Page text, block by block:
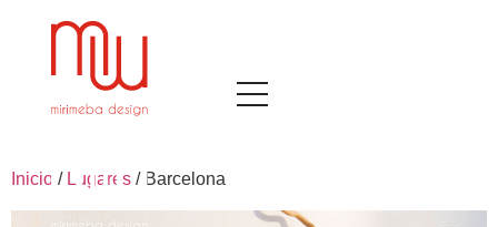
Inicio / Lugares / Barcelona